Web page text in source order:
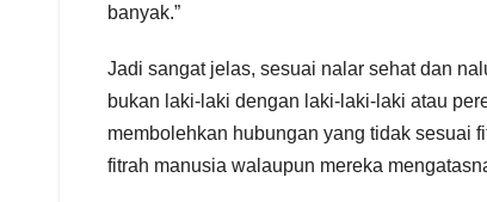
banyak.”
Jadi sangat jelas, sesuai nalar sehat dan
bukan laki-laki dengan laki-laki-laki atau
membolehkan hubungan yang tidak sesuai
fitrah manusia walaupun mereka